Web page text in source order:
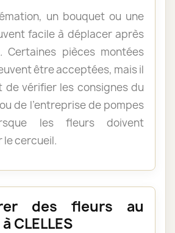
un bouquet ou une
facile à déplacer après
Certaines pièces montées
être acceptées, mais il
de vérifier les consignes du
de l’entreprise de pompes
les fleurs doivent
cercueil.
des fleurs au
CLELLES